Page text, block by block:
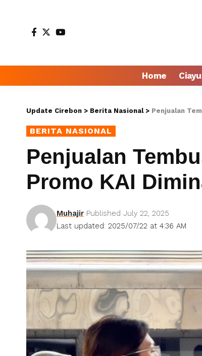
Home
Update Cirebon > Berita Nasional> Penjualan
BERITA NASIONAL
Penjualan
Promo KAI
Last updated: 2025/07/22 at 4:36 AM
Muhajir Published July 22, 2025